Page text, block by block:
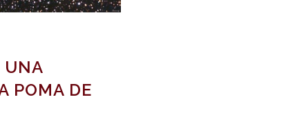
UNA
POMA DE